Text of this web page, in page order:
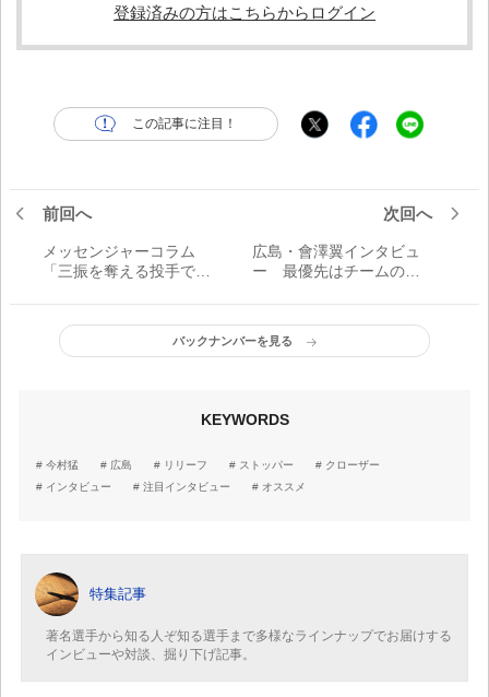
登録済みの方はこちらからログイン
この記事に注目！
前回へ
メッセンジャーコラム
「三振を奪える投手であ
たかったからなんだ」
次回へ
広島・會澤翼インタビュ
ー 最優先はチームの勝
も悔しいと思うし、チー
ムの勝利こそやりがい」
バックナンバーを見る
KEYWORDS
今村猛 広島 リリーフ ストッパー
クローザー
インタビュー
注目インタビュー オススメ
特集記事
著名選手から知る人ぞ知る選手まで多様なラインナップでお届けする
インビューや対談、掘り下げ記事。